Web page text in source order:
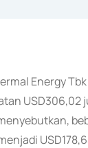
Energy